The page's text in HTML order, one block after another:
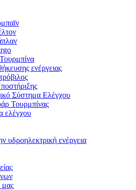
ενέργειας
Σύστημα Ελέγχου
Τουρμπίνας
ελέγχου
υδροηλεκτρική ενέργεια
μας